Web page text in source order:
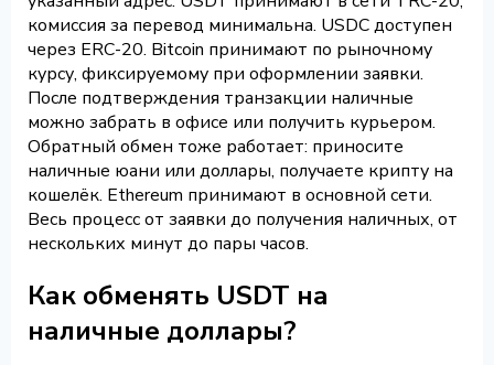
комиссия за перевод минимальна. USDC доступен
через ERC-20. Bitcoin принимают по рыночному
курсу, фиксируемому при оформлении заявки.
После подтверждения транзакции наличные
можно забрать в офисе или получить курьером.
Обратный обмен тоже работает: приносите
наличные юани или доллары, получаете крипту на
кошелёк. Ethereum принимают в основной сети.
Весь процесс от заявки до получения наличных, от
нескольких минут до пары часов.
Как обменять USDT на
наличные доллары?